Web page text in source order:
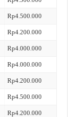
Rp4.500.000
Rp4.200.000
Rp4.000.000
Rp4.000.000
Rp4.200.000
Rp4.500.000
Rp4.200.000